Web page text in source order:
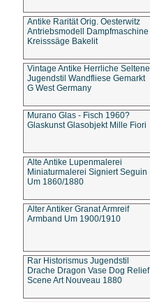
Antike Rarität Orig. Oesterwitz
Antriebsmodell Dampfmaschine
Kreisssäge Bakelit
Vintage Antike Herrliche Seltene
Jugendstil Wandfliese Gemarkt
G West Germany
Murano Glas - Fisch 1960?
Glaskunst Glasobjekt Mille Fiori
Alte Antike Lupenmalerei
Miniaturmalerei Signiert Seguin
Um 1860/1880
Alter Antiker Granat Armreif
Armband Um 1900/1910
Rar Historismus Jugendstil
Drache Dragon Vase Dog Relief
Scene Art Nouveau 1880